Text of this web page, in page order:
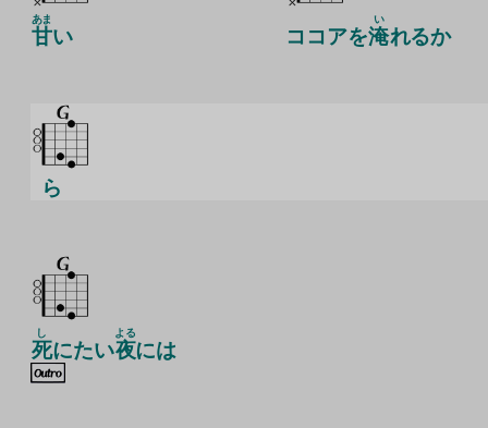
甘
あま
い ココアを淹
い
れるか
ら
死
し
にたい夜
よる
には